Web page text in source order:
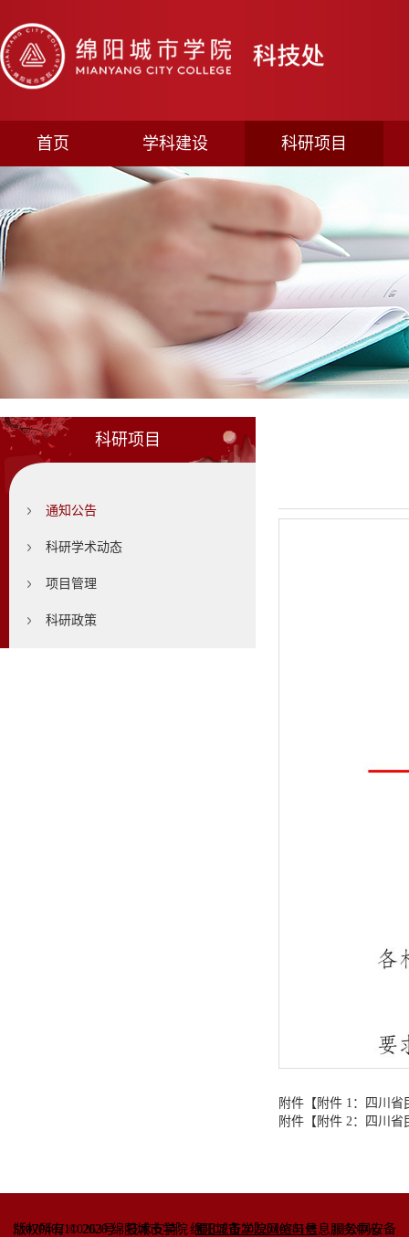
首页 学科建设 科研项目
科研项目
通知公告
科研学术动态
项目管理
科研政策
附件【 附件 1：四川省
附件【 附件 2：四川省
版权所有 © 2020 绵阳城市学院蜀ICP备2022010781号 川公网安备
51070402110263号技术支持：绵阳城市学院网络与信息服务中心